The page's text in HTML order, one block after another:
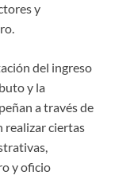
y
del ingreso
y la
a través de
realizar ciertas
y oficio